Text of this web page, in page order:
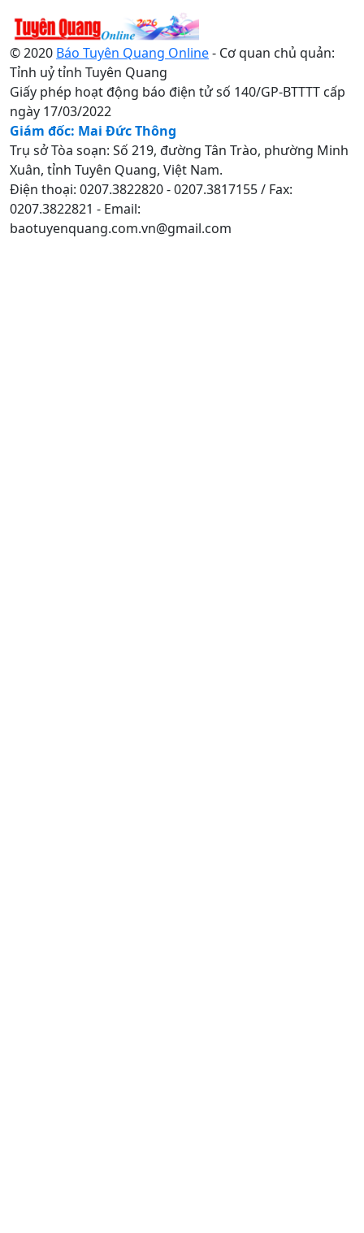
© 2020 Báo Tuyên Quang Online- Cơ quan chủ quản:
Tỉnh uỷ tỉnh Tuyên Quang
Giấy phép hoạt động báo điện tử số 140/GP-BTTTT cấp
ngày 17/03/2022
Giám đốc: Mai Đức Thông
Trụ sở Tòa soạn: Số 219, đường Tân Trào, phường Minh
Xuân, tỉnh Tuyên Quang, Việt Nam.
Điện thoại: 0207.3822820 - 0207.3817155 / Fax:
0207.3822821 - Email:
baotuyenquang.com.vn@gmail.com